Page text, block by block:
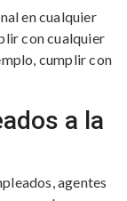
en cualquier
con cualquier
cumplir con
a la
agentes